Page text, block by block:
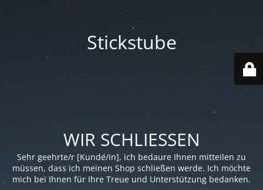
Stickstube
WIR SCHLIESSEN
Sehr geehrte/r [Kunde/in], ich bedaure Ihnen mitteilen zu
müssen, dass ich meinen Shop schließen werde. Ich möchte
mich bei Ihnen für Ihre Treue und Unterstützung bedanken.